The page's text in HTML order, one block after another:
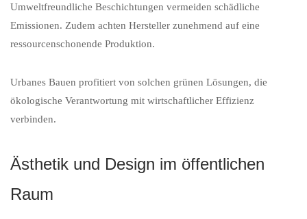
Umweltfreundliche Beschichtungen vermeiden schädliche
Emissionen. Zudem achten Hersteller zunehmend auf eine
ressourcenschonende Produktion.
Urbanes Bauen profitiert von solchen grünen Lösungen, die
ökologische Verantwortung mit wirtschaftlicher Effizienz
verbinden.
Ästhetik und Design im öffentlichen
Raum